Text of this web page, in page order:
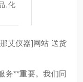
,化
艾仪器]网站 送货
务**重要。我们同